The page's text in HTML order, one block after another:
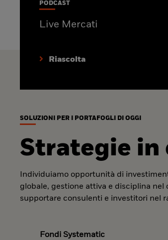
PODCAST
Live Mercati
Riascolta
SOLUZIONI PER I PORTAFOGLI DI OGGI
Strategie in
Individuiamo opportunità di
globale, gestione attiva e disciplina
supportare consulenti e investitori nel
Fondi Systematic